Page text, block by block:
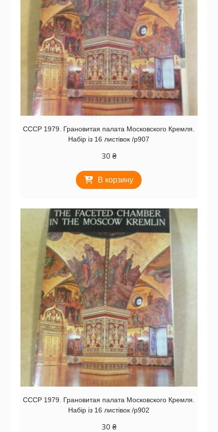
СССР 1979. Грановитая палата Московского Кремля.
Набір із 16 листівок /р907
30 ₴
В корзину
СССР 1979. Грановитая палата Московского Кремля.
Набір із 16 листівок /р902
30 ₴